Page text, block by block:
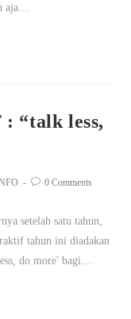
aja…
“talk less,
0 Comments
setelah satu tahun,
tahun ini diadakan
do more' bagi…